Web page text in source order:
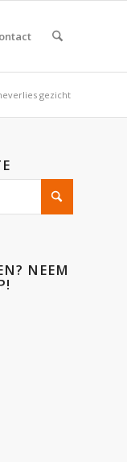
gezicht
NEEM